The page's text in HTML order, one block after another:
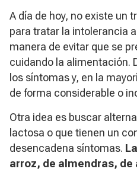
A día de hoy, no existe un
para tratar la intolerancia
manera de evitar que se
cuidando la alimentación.
los síntomas y, en la
de forma considerable o
Otra idea es buscar
lactosa o que tienen un
desencadena síntomas.
arroz, de almendras, de